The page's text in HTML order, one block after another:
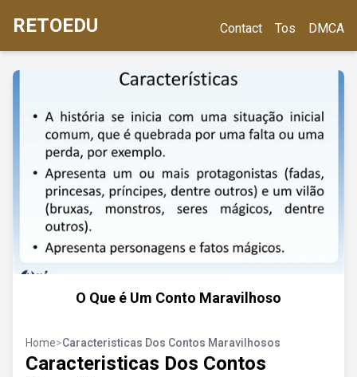
RETOEDU Contact Tos DMCA
O Que é Um Conto Maravilhoso
Home>Caracteristicas Dos Contos Maravilhosos
Caracteristicas Dos Contos